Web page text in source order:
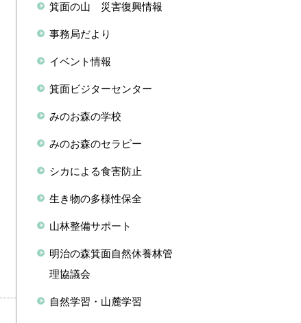
箕面の山 災害復興情報
事務局だより
イベント情報
箕面ビジターセンター
みのお森の学校
みのお森のセラピー
シカによる食害防止
生き物の多様性保全
山林整備サポート
明治の森箕面自然休養林管
理協議会
自然学習・山麓学習